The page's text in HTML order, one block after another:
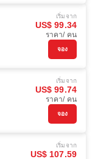
เริ่มจาก
US$ 99.34
ราคา/ คน
จอง
เริ่มจาก
US$ 99.74
ราคา/ คน
จอง
เริ่มจาก
US$ 107.59